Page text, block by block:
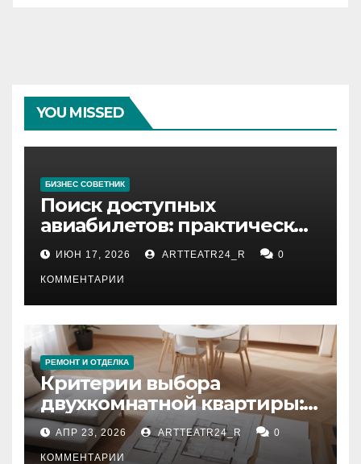
YOU MISSED
БИЗНЕС СОВЕТНИК
Поиск доступных
авиабилетов: практические
рекомендации
ИЮН 17, 2026 ARTTEATR24_R 0
КОММЕНТАРИИ
РЕМОНТ И ОТДЕЛКА
Критерии выбора
двухкомнатной квартиры:
планировка, площадь,
состояние и документация
АПР 23, 2026 ARTTEATR24_R 0
КОММЕНТАРИИ